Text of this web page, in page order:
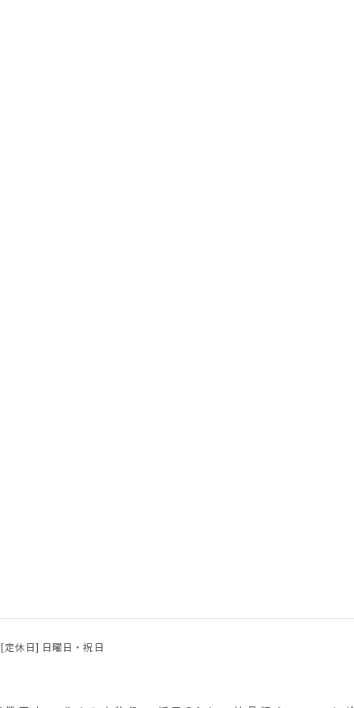
定休日] 日曜日・祝日